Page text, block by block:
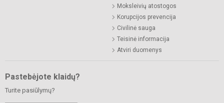
Moksleivių atostogos
Korupcijos prevencija
Civilinė sauga
Teisinė informacija
Atviri duomenys
Pastebėjote klaidų?
Turite pasiūlymų?